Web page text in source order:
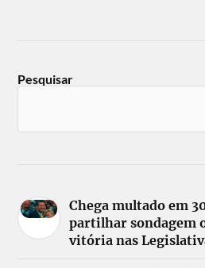
Pesquisar
Chega multado em
partilhar sondagem
vitória nas